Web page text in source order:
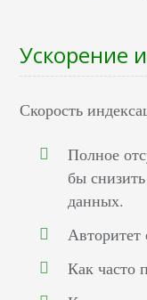
Ускорение
Скорость
Полное
бы
данных.
Авторитет
Как часто